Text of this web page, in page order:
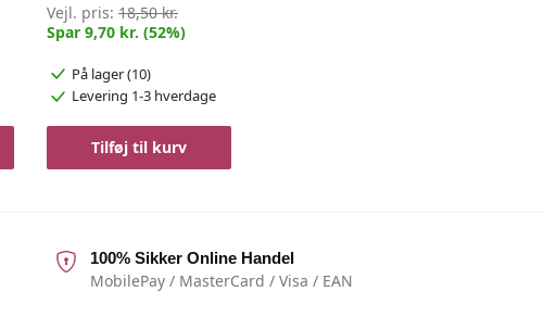
Vejl. pris:18,50 kr.
Spar 9,70 kr. (52%)
På lager (10)
Levering 1-3 hverdage
Tilføj til kurv
100% Sikker Online Handel
MobilePay / MasterCard / Visa / EAN